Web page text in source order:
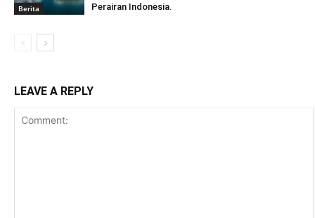
Berita
Perairan Indonesia.
LEAVE A REPLY